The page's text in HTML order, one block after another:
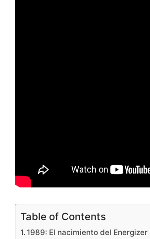
Table of Contents
1989: El nacimiento del Energizer